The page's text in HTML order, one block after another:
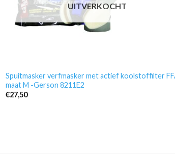
UITVERKOCHT
Spuitmasker verfmasker met actief koolstoffilter
maat M -Gerson 8211E2
€27,50